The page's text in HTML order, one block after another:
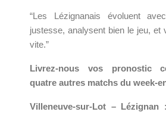
“Les Lézignanais évoluent
justesse, analysent bien le jeu, et
vite.”
Livrez-nous vos pronostic
quatre autres matchs du week-
Villeneuve-sur-Lot – Lézignan :